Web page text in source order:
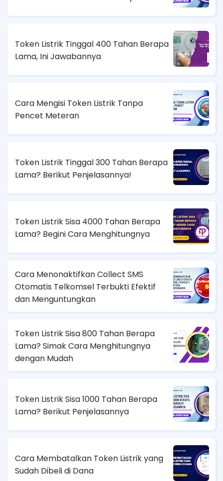
Token Listrik Tinggal 400 Tahan Berapa
Lama, Ini Jawabannya
Cara Mengisi Token Listrik Tanpa
Pencet Meteran
Token Listrik Tinggal 300 Tahan Berapa
Lama? Berikut Penjelasannya!
Token Listrik Sisa 4000 Tahan Berapa
Lama? Begini Cara Menghitungnya
Cara Menonaktifkan Collect SMS
Otomatis Telkomsel Terbukti Efektif
dan Menguntungkan
Token Listrik Sisa 800 Tahan Berapa
Lama? Simak Cara Menghitungnya
dengan Mudah
Token Listrik Sisa 1000 Tahan Berapa
Lama? Berikut Penjelasannya
Cara Membatalkan Token Listrik yang
Sudah Dibeli di Dana